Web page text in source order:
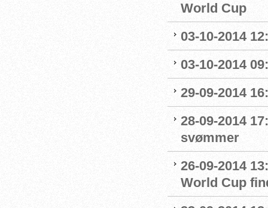
World Cup
03-10-2014
03-10-2014
29-09-2014
28-09-2014
svømmer
26-09-2014
World Cup